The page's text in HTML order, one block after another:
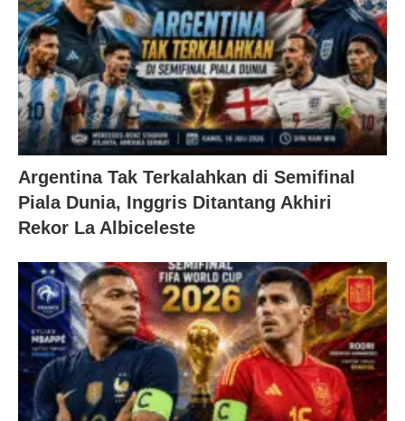
Argentina Tak Terkalahkan di Semifinal
Piala Dunia, Inggris Ditantang Akhiri
Rekor La Albiceleste